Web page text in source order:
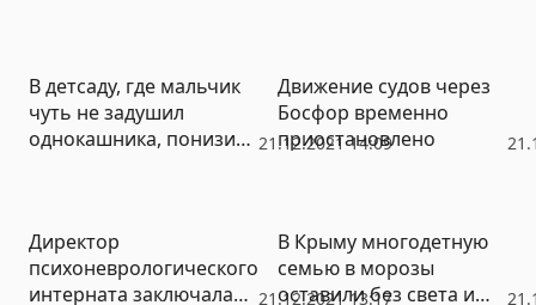
21.12.2021 14:09
В детсаду, где мальчик
чуть не задушил
однокашника, понизили
Движение судов через
Босфор временно
приостановлено
21.12.2021 13:17
Директор
психоневрологического
интерната заключала
В Крыму многодетную
семью в морозы
оставили без света и